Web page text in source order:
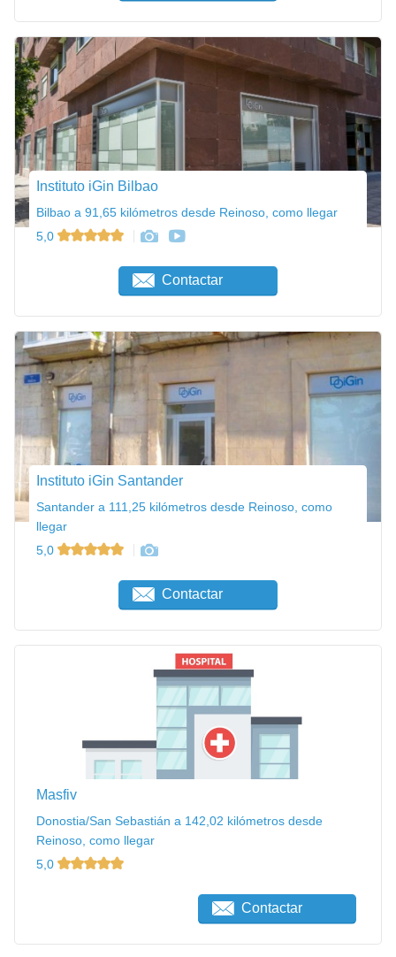
Instituto iGin Bilbao
Bilbao a 91,65 kilómetros desde Reinoso, como llegar
5,0
Contactar
Instituto iGin Santander
Santander a 111,25 kilómetros desde Reinoso, como
llegar
5,0
Contactar
Masfiv
Donostia/San Sebastián a 142,02 kilómetros desde
Reinoso, como llegar
5,0
Contactar